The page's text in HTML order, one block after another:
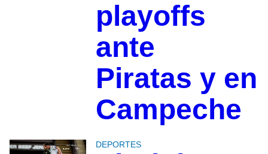
playoffs
ante
Piratas y en
Campeche
DEPORTES